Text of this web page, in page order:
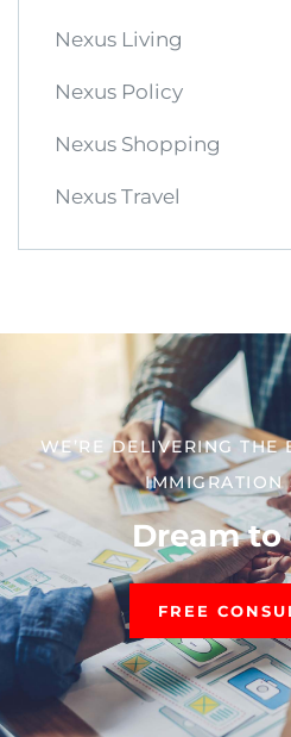
Nexus Living
Nexus Policy
Nexus Shopping
Nexus Travel
WE’RE DELIVERING THE
IMMIGRATION
Dream to
FREE